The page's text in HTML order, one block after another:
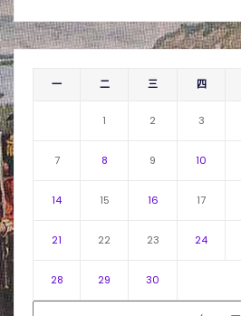
一 二 三 四
1 2 3
7 8 9 10
14 15 16 17
21 22 23 24
28 29 30